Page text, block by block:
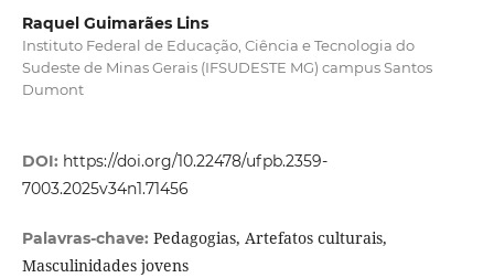
Raquel Guimarães Lins
Instituto Federal de Educação, Ciência e Tecnologia do
Sudeste de Minas Gerais (IFSUDESTE MG) campus Santos
Dumont
DOI: https://doi.org/10.22478/ufpb.2359-
7003.2025v34n1.71456
Palavras-chave: Pedagogias, Artefatos culturais,
Masculinidades jovens